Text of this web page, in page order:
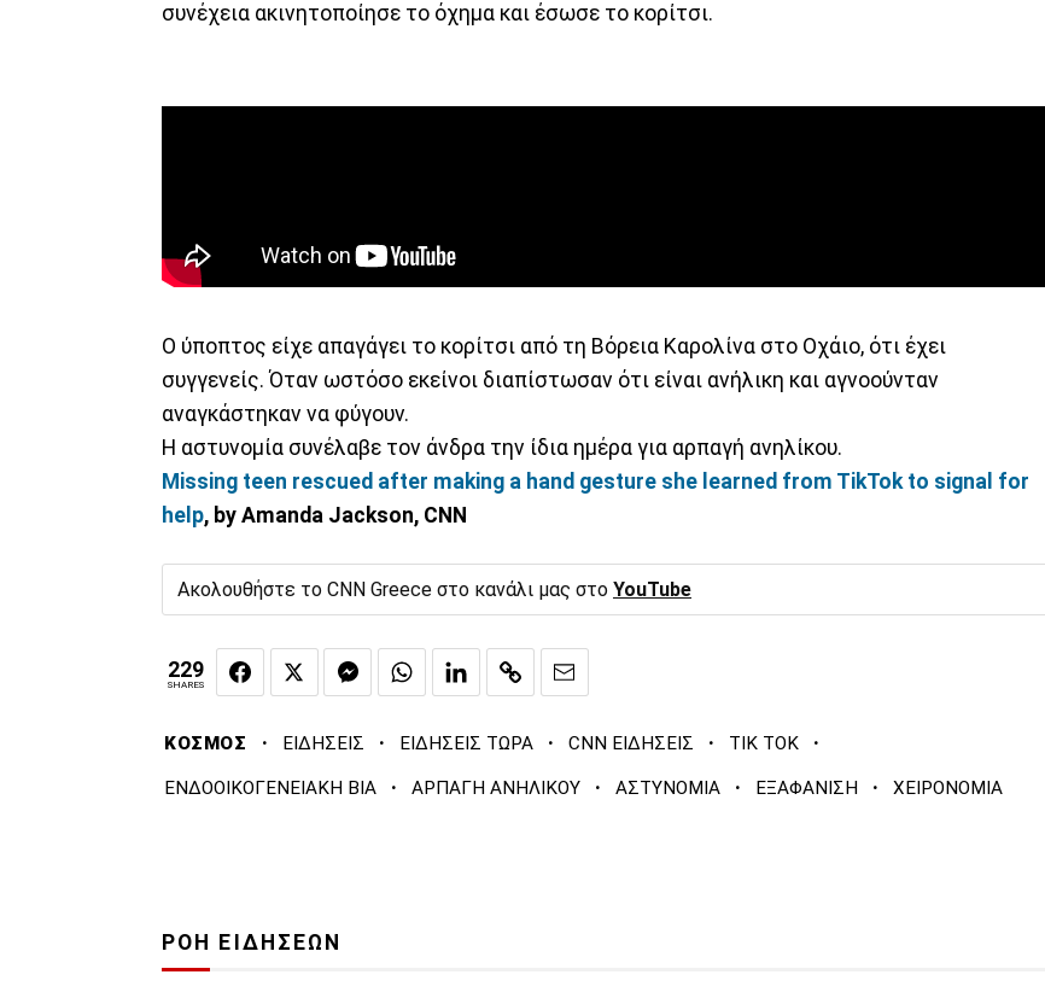
συνέχεια ακινητοποίησε το όχημα και έσωσε το κορίτσι.
Ο ύποπτος είχε απαγάγει το κορίτσι από τη Βόρεια Καρολίνα στο Οχάιο, ότι έχει
συγγενείς. Όταν ωστόσο εκείνοι διαπίστωσαν ότι είναι ανήλικη και αγνοούνταν
αναγκάστηκαν να φύγουν.
Η αστυνομία συνέλαβε τον άνδρα την ίδια ημέρα για αρπαγή ανηλίκου.
Missing teen rescued after making a hand gesture she learned from TikTok to signal for
help, by Amanda Jackson, CNN
Ακολουθήστε το CNN Greece στο κανάλι μας στο YouTube
229
SHARES
ΚΟΣΜΟΣ · ΕΙΔΗΣΕΙΣ · ΕΙΔΗΣΕΙΣ ΤΩΡΑ · CNN ΕΙΔΗΣΕΙΣ · TIK TOK ·
ΕΝΔΟΟΙΚΟΓΕΝΕΙΑΚΗ ΒΙΑ · ΑΡΠΑΓΗ ΑΝΗΛΙΚΟΥ · ΑΣΤΥΝΟΜΙΑ · ΕΞΑΦΑΝΙΣΗ · ΧΕΙΡΟΝΟΜΙΑ
ΡΟΗ ΕΙΔΗΣΕΩΝ